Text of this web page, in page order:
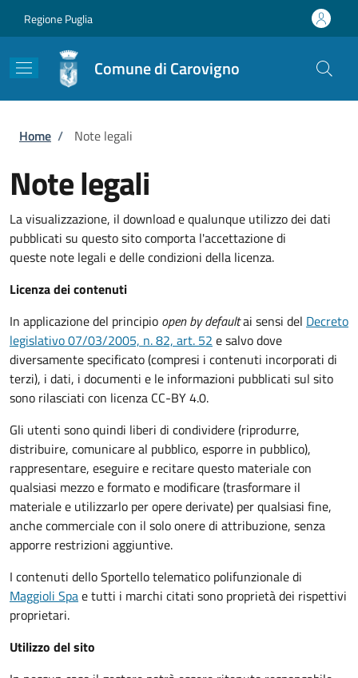
Regione Puglia
Comune di Carovigno
Briciole di pane
Home / Note legali
Note legali
La visualizzazione, il download e qualunque utilizzo dei dati
pubblicati su questo sito comporta l'accettazione di
queste note legali e delle condizioni della licenza.
Licenza dei contenuti
In applicazione del principio open by defaultai sensi del Decreto
legislativo 07/03/2005, n. 82, art. 52 e salvo dove
diversamente specificato (compresi i contenuti incorporati di
terzi), i dati, i documenti e le informazioni pubblicati sul sito
sono rilasciati con licenza CC-BY 4.0.
Gli utenti sono quindi liberi di condividere (riprodurre,
distribuire, comunicare al pubblico, esporre in pubblico),
rappresentare, eseguire e recitare questo materiale con
qualsiasi mezzo e formato e modificare (trasformare il
materiale e utilizzarlo per opere derivate) per qualsiasi fine,
anche commerciale con il solo onere di attribuzione, senza
apporre restrizioni aggiuntive.
I contenuti dello Sportello telematico polifunzionaledi
Maggioli Spae tutti i marchi citati sono proprietà dei rispettivi
proprietari.
Utilizzo del sito